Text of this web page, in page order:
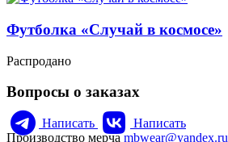
Футболка «Случай в космосе»
Распродано
Вопросы о заказах
Написать
Написать
Производство мерча mbwear@yandex.ru